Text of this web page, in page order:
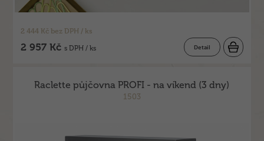
2 444 Kč bez DPH / ks
2 957 Kčs DPH / ks Detail
Raclette půjčovna PROFI - na víkend (3 dny)
1503